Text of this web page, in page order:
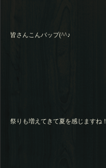
皆さんこんバップ(^^♪
祭りも増えてきて夏を感じますね！